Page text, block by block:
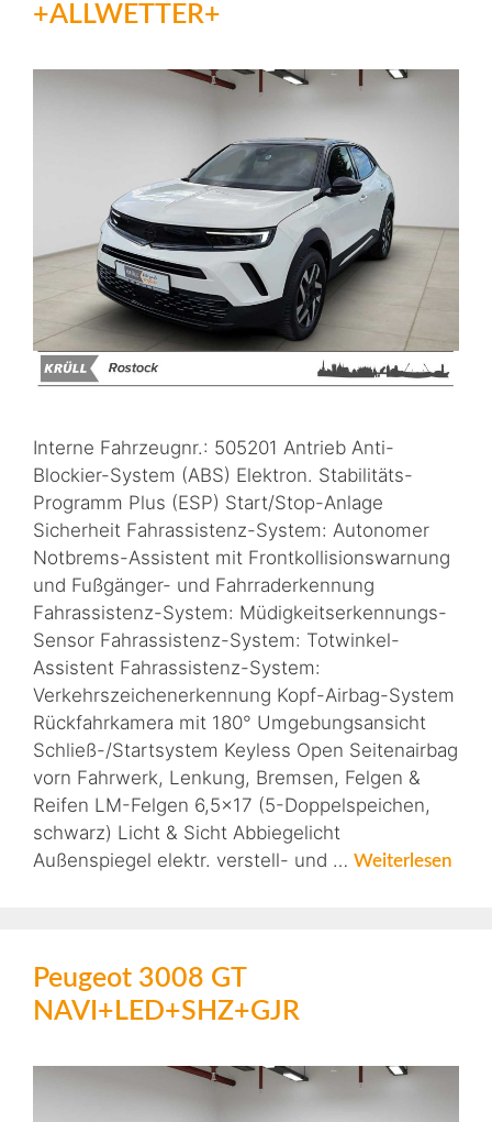
+ALLWETTER+
Interne Fahrzeugnr.: 505201 Antrieb Anti-
Blockier-System (ABS) Elektron. Stabilitäts-
Programm Plus (ESP) Start/Stop-Anlage
Sicherheit Fahrassistenz-System: Autonomer
Notbrems-Assistent mit Frontkollisionswarnung
und Fußgänger- und Fahrraderkennung
Fahrassistenz-System: Müdigkeitserkennungs-
Sensor Fahrassistenz-System: Totwinkel-
Assistent Fahrassistenz-System:
Verkehrszeichenerkennung Kopf-Airbag-System
Rückfahrkamera mit 180° Umgebungsansicht
Schließ-/Startsystem Keyless Open Seitenairbag
vorn Fahrwerk, Lenkung, Bremsen, Felgen &
Reifen LM-Felgen 6,5×17 (5-Doppelspeichen,
schwarz) Licht & Sicht Abbiegelicht
Außenspiegel elektr. verstell- und … Weiterlesen
Peugeot 3008 GT
NAVI+LED+SHZ+GJR